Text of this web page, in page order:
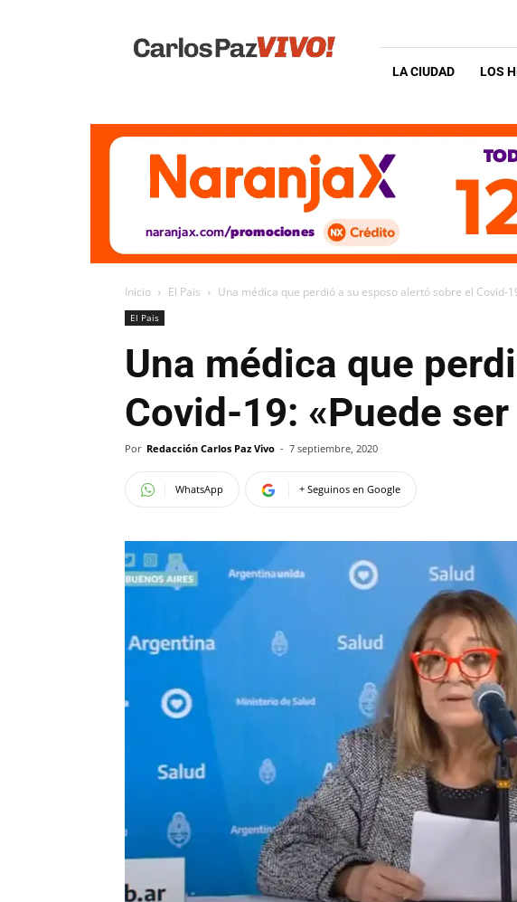
Vivo
LA CIUDAD LOS
Inicio El Pais Una médica que perdió a su esposo alertó sobre el Covid-
El Pais
Una médica que
Covid-19: «Puede
Por Redacción Carlos Paz Vivo - 7 septiembre, 2020
WhatsApp + Seguinos en Google